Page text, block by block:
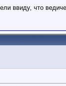
ввиду, что